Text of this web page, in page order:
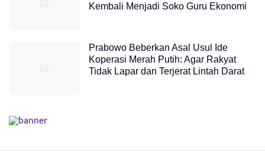
Kembali Menjadi Soko Guru Ekonomi
Prabowo Beberkan Asal Usul Ide
Koperasi Merah Putih: Agar Rakyat
Tidak Lapar dan Terjerat Lintah Darat